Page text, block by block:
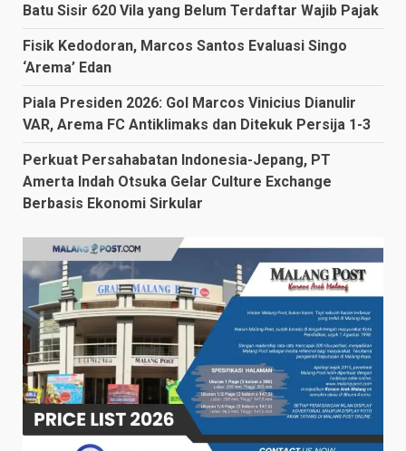
Batu Sisir 620 Vila yang Belum Terdaftar Wajib Pajak
Fisik Kedodoran, Marcos Santos Evaluasi Singo
‘Arema’ Edan
Piala Presiden 2026: Gol Marcos Vinicius Dianulir
VAR, Arema FC Antiklimaks dan Ditekuk Persija 1-3
Perkuat Persahabatan Indonesia-Jepang, PT
Amerta Indah Otsuka Gelar Culture Exchange
Berbasis Ekonomi Sirkular